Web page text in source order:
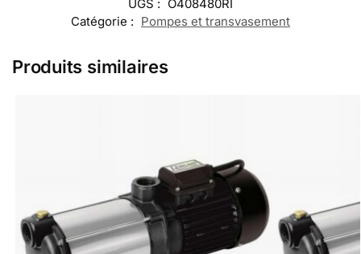
UGS : O408480RI
Catégorie : Pompes et transvasement
Produits similaires